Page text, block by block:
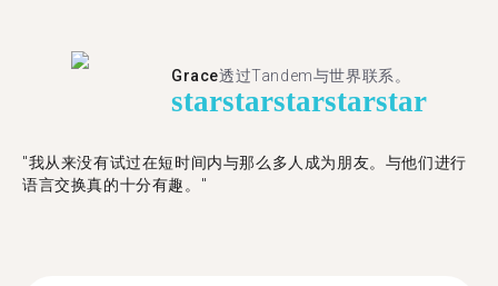
Grace透过Tandem与世界联系。
starstarstarstarstar
"我从来没有试过在短时间内与那么多人成为朋友。与他们进行
语言交换真的十分有趣。"